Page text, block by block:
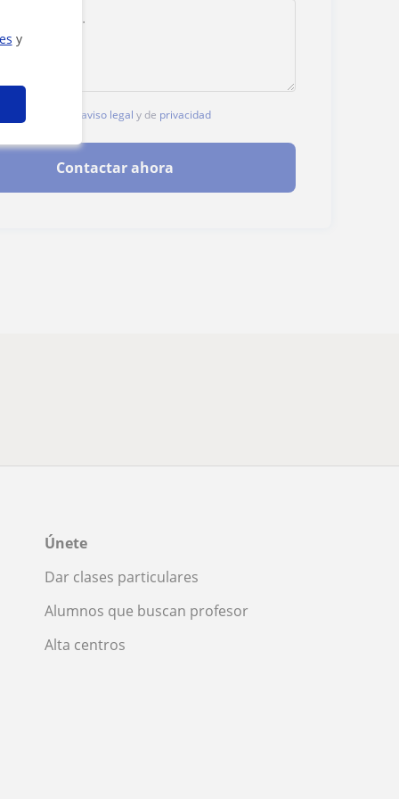
y
nuestro aviso legal y de privacidad
Contactar ahora
Únete
Dar clases particulares
Alumnos que buscan profesor
Alta centros